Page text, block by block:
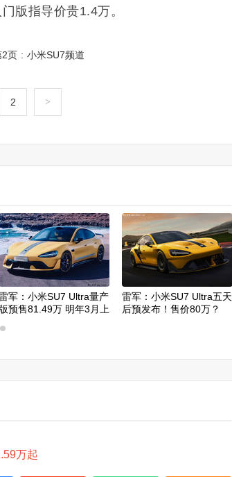
版指导价贵1.4万。
2页 : 小米SU7频道
2 >
军：小米SU7 Ultra量产
版预售81.49万 明年3月上
雷军：小米SU7 Ultra五天
后预发布！售价80万？
万起